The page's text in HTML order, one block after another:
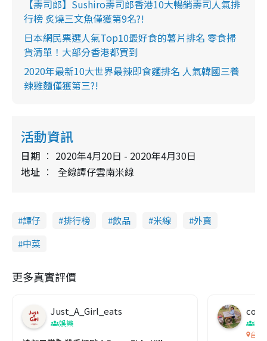
【壽司郎】Sushiro壽司郎香港10大暢銷壽司人氣排
行榜 炙燒三文魚僅獲第9名?!
日本網民票選人氣Top10最好食的薯片排名 零食掃
貨清單！大部分香港都買到
2020年最新10大世界最辣即食麵排名 人氣韓國三養
辣雞麵僅獲第三?!
活動資訊
日期
2020年4月20日 - 2020年4月30日
地址
全線譚仔雲南米線
譚仔 排行榜 飲品 米線
外賣
中菜
更多真實評價
Just_A_Girl_eats
娛樂
co
吹
台灣